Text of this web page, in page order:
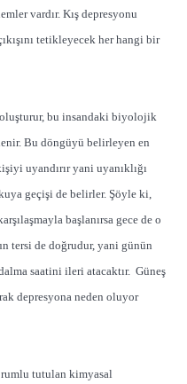
vardır. Kış depresyonu
tetikleyecek her hangi bir
oluşturur, bu insandaki biyolojik
Bu döngüyü belirleyen en
uyandırır yani uyanıklığı
geçişi de belirler. Şöyle ki,
başlanırsa gece de o
tersi de doğrudur, yani günün
saatini ileri atacaktır. Güneş
depresyona neden oluyor
tutulan kimyasal